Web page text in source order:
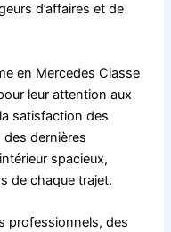
d’affaires et de
en Mercedes Classe
leur attention aux
satisfaction des
dernières
spacieux,
de chaque trajet.
professionnels, des